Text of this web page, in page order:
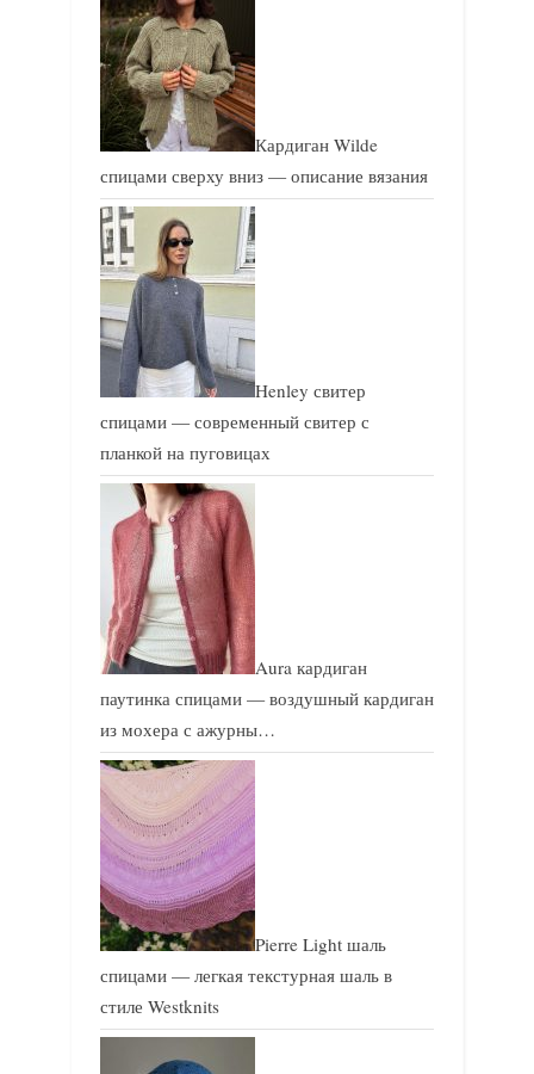
с
ь
:
Кардиган Wilde
спицами сверху вниз — описание вязания
Henley свитер
спицами — современный свитер с
планкой на пуговицах
Aura кардиган
паутинка спицами — воздушный кардиган
из мохера с ажурны…
Pierre Light шаль
спицами — легкая текстурная шаль в
стиле Westknits